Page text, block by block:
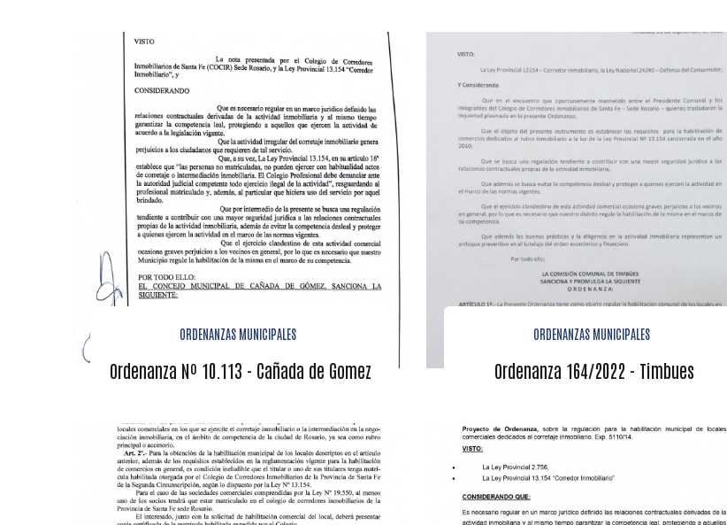
ORDENANZAS MUNICIPALES
Ordenanza Nº 10.113 - Cañada de Gomez
ORDENANZAS MUNICIPALES
Ordenanza 164/2022 - Timbues